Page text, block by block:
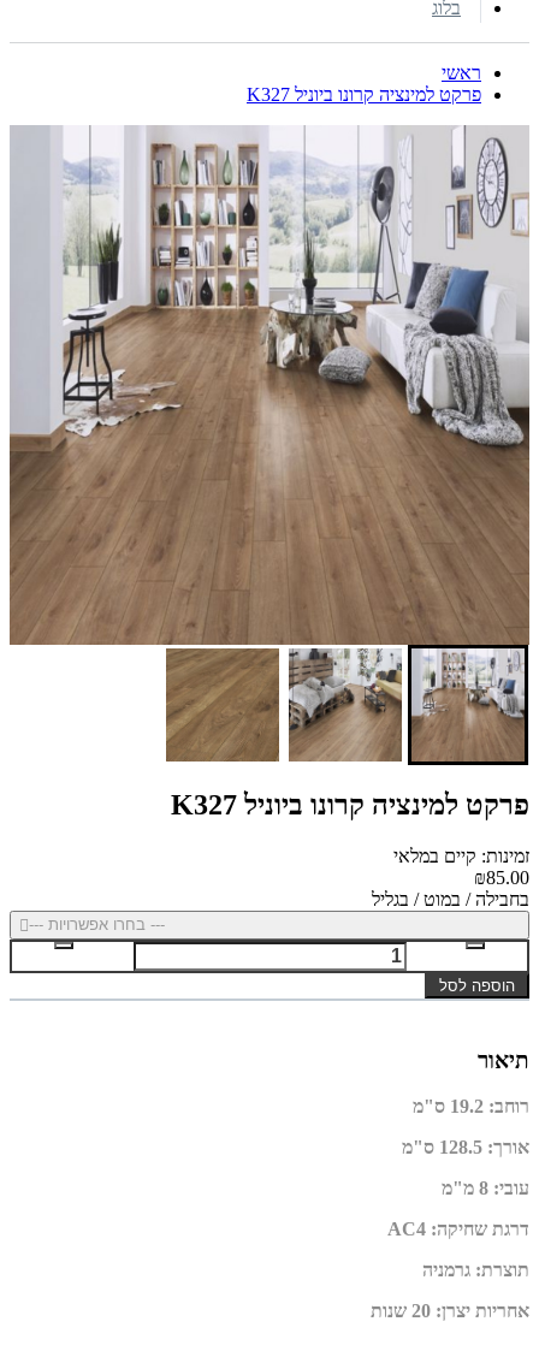
בלוג
ראשי
פרקט למינציה קרונו ביוניל K327
פרקט למינציה קרונו ביוניל K327
זמינות: קיים במלאי
₪85.00
בחבילה / במוט / בגליל
--- בחרו אפשרויות ---
הוספה לסל
תיאור
רוחב: 19.2 ס"מ
אורך: 128.5 ס"מ
עובי: 8 מ"מ
דרגת שחיקה:
AC4
תוצרת: גרמניה
אחריות יצרן: 20 שנות